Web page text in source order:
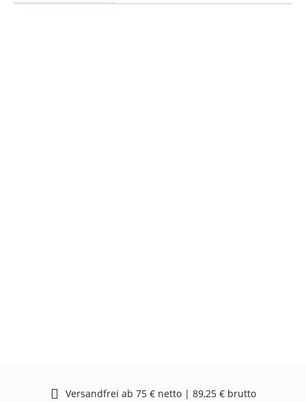
Versandfrei ab 75 € netto | 89,25 € brutto